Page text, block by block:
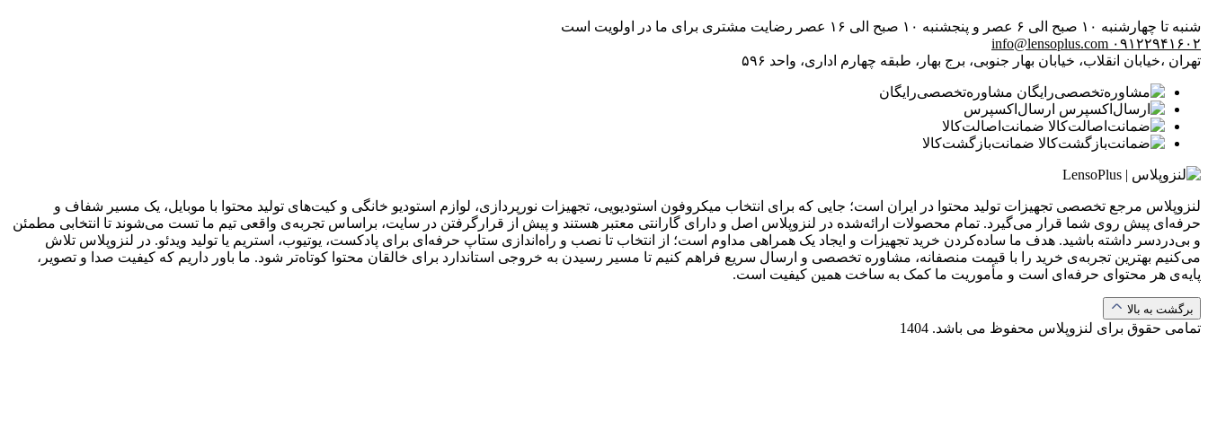
شنبه تا چهارشنبه ۱۰ صبح الی ۶ عصر و پنجشنبه ۱۰ صبح الی ۱۶ عصر
رضایت مشتری برای ما در اولویت است
۰۹۱۲۲۹۴۱۶۰۲ info@lensoplus.com
تهران ،خیابان انقلاب، خیابان بهار جنوبی، برج بهار، طبقه چهارم اداری، واحد ۵۹۶
مشاوره‌تخصصی‌رایگان
ارسال‌اکسپرس
ضمانت‌اصالت‌کالا
ضمانت‌بازگشت‌کالا
لنزوپلاس مرجع تخصصی تجهیزات تولید محتوا در ایران است؛ جایی که برای انتخاب میکروفون استودیویی، تجهیزات نورپردازی، لوازم استودیو خانگی و کیت‌های تولید محتوا با موبایل، یک مسیر شفاف و
حرفه‌ای پیش روی شما قرار می‌گیرد. تمام محصولات ارائه‌شده در لنزوپلاس اصل و دارای گارانتی معتبر هستند و پیش از قرارگرفتن در سایت، براساس تجربه‌ی واقعی تیم ما تست می‌شوند تا انتخابی مطمئن
و بی‌دردسر داشته باشید. هدف ما ساده‌کردن خرید تجهیزات و ایجاد یک همراهی مداوم است؛ از انتخاب تا نصب و راه‌اندازی ستاپ حرفه‌ای برای پادکست، یوتیوب، استریم یا تولید ویدئو. در لنزوپلاس تلاش
می‌کنیم بهترین تجربه‌ی خرید را با قیمت منصفانه، مشاوره تخصصی و ارسال سریع فراهم کنیم تا مسیر رسیدن به خروجی استاندارد برای خالقان محتوا کوتاه‌تر شود. ما باور داریم که کیفیت صدا و تصویر،
پایه‌ی هر محتوای حرفه‌ای است و مأموریت ما کمک به ساخت همین کیفیت است.
برگشت به بالا
تمامی حقوق برای لنزوپلاس محفوظ می باشد. 1404